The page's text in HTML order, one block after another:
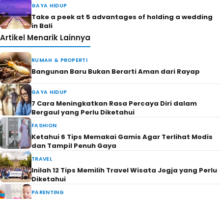
GAYA HIDUP
Take a peek at 5 advantages of holding a wedding
in Bali
Artikel Menarik Lainnya
RUMAH & PROPERTI
Bangunan Baru Bukan Berarti Aman dari Rayap
GAYA HIDUP
7 Cara Meningkatkan Rasa Percaya Diri dalam
Bergaul yang Perlu Diketahui
FASHION
Ketahui 6 Tips Memakai Gamis Agar Terlihat Modis
dan Tampil Penuh Gaya
TRAVEL
Inilah 12 Tips Memilih Travel Wisata Jogja yang Perlu
Diketahui
PARENTING